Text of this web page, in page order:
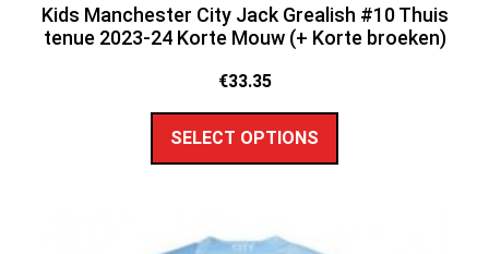
Kids Manchester City Jack Grealish #10 Thuis
tenue 2023-24 Korte Mouw (+ Korte broeken)
€33.35
SELECT OPTIONS